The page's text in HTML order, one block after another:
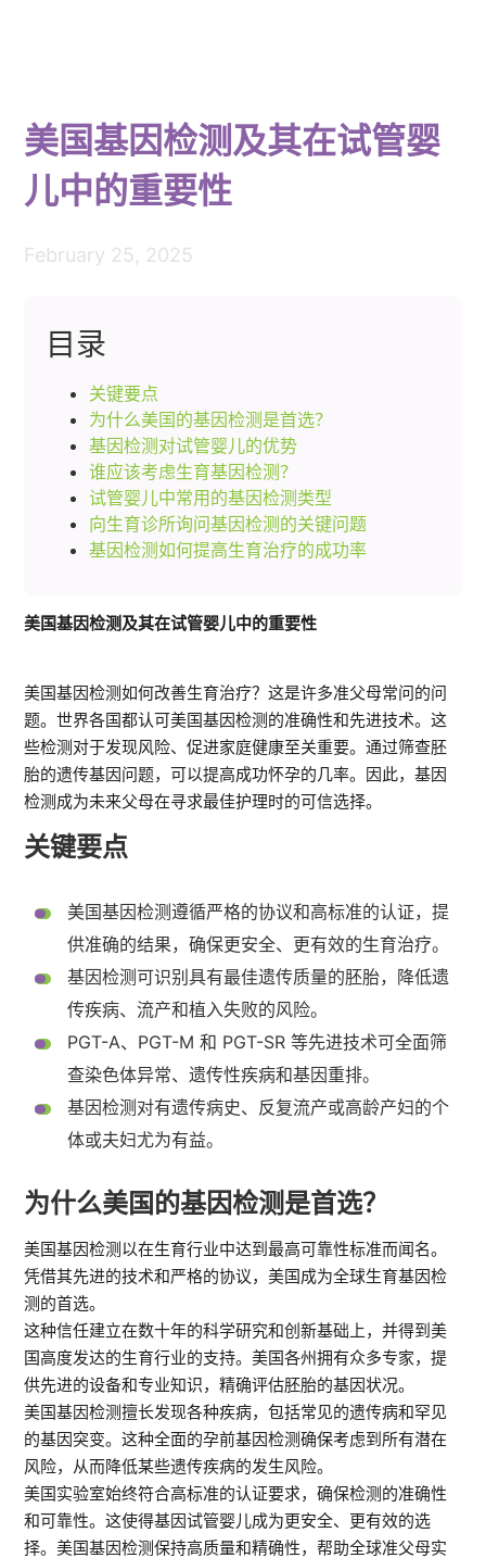
美国基因检测及其在试管婴
儿中的重要性
February 25, 2025
目录
关键要点
为什么美国的基因检测是首选？
基因检测对试管婴儿的优势
谁应该考虑生育基因检测？
试管婴儿中常用的基因检测类型
向生育诊所询问基因检测的关键问题
基因检测如何提高生育治疗的成功率
美国基因检测及其在试管婴儿中的重要性
美国基因检测如何改善生育治疗？这是许多准父母常问的问
题。世界各国都认可美国基因检测的准确性和先进技术。这
些检测对于发现风险、促进家庭健康至关重要。通过筛查胚
胎的遗传基因问题，可以提高成功怀孕的几率。因此，基因
检测成为未来父母在寻求最佳护理时的可信选择。
关键要点
美国基因检测遵循严格的协议和高标准的认证，提
供准确的结果，确保更安全、更有效的生育治疗。
基因检测可识别具有最佳遗传质量的胚胎，降低遗
传疾病、流产和植入失败的风险。
PGT-A、PGT-M 和 PGT-SR 等先进技术可全面筛
查染色体异常、遗传性疾病和基因重排。
基因检测对有遗传病史、反复流产或高龄产妇的个
体或夫妇尤为有益。
为什么美国的基因检测是首选？
美国基因检测以在生育行业中达到最高可靠性标准而闻名。
凭借其先进的技术和严格的协议，美国成为全球生育基因检
测的首选。
这种信任建立在数十年的科学研究和创新基础上，并得到美
国高度发达的生育行业的支持。美国各州拥有众多专家，提
供先进的设备和专业知识，精确评估胚胎的基因状况。
美国基因检测擅长发现各种疾病，包括常见的遗传病和罕见
的基因突变。这种全面的孕前基因检测确保考虑到所有潜在
风险，从而降低某些遗传疾病的发生风险。
美国实验室始终符合高标准的认证要求，确保检测的准确性
和可靠性。这使得基因试管婴儿成为更安全、更有效的选
择。美国基因检测保持高质量和精确性，帮助全球准父母实